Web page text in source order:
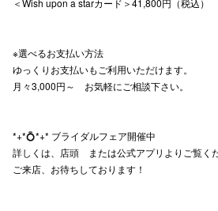
＜Wish upon a starカード＞41,800円（税込）
※選べるお支払い方法
ゆっくりお支払いもご利用いただけます。
月々3,000円～ お気軽にご相談下さい。
*+*💍*+* ブライダルフェア開催中
詳しくは、店頭 または公式アプリよりご覧くだ
ご来店、お待ちしております！